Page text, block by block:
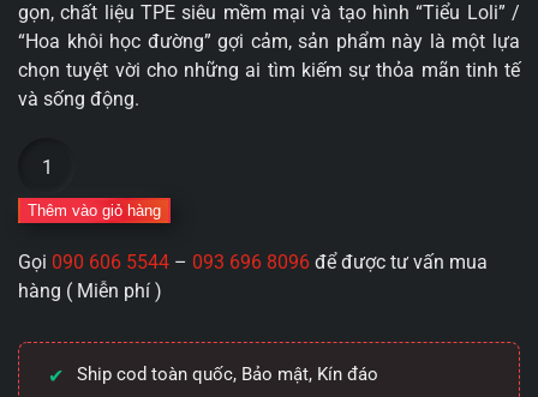
gọn, chất liệu TPE siêu mềm mại và tạo hình “Tiểu Loli” /
“Hoa khôi học đường” gợi cảm, sản phẩm này là một lựa
chọn tuyệt vời cho những ai tìm kiếm sự thỏa mãn tinh tế
và sống động.
đạo
giả
nóng
Graphene
School
Flower
Thêm vào giỏ hàng
Gọi 090 606 5544 – 093 696 8096 để được tư vấn mua
hàng ( Miễn phí )
Ship cod toàn quốc, Bảo mật, Kín đáo